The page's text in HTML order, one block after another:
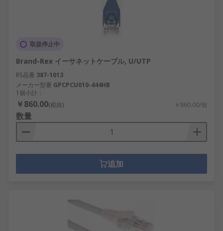
取扱停止中
Brand-Rex イーサネットケーブル, U/UTP
RS品番 387-1013
メーカー型番 GPCPCU010-444HB
1個小計：
￥860.00(税抜) ￥860.00/個
数量
追加